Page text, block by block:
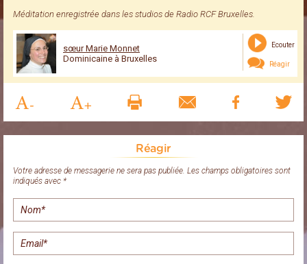
Méditation enregistrée dans les studios de Radio RCF Bruxelles.
sœur Marie Monnet
Dominicaine à Bruxelles
Ecouter
Réagir
Réagir
Votre adresse de messagerie ne sera pas publiée. Les champs obligatoires sont
indiqués avec *